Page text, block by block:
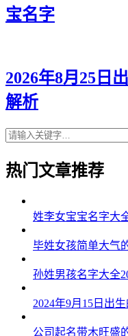
宝名字
2026年8月25日
解析
热门文章推荐
姓李女宝宝名字大
毕姓女孩简单大气
孙姓男孩名字大全
2024年9月15日出
公司起名带木旺盛